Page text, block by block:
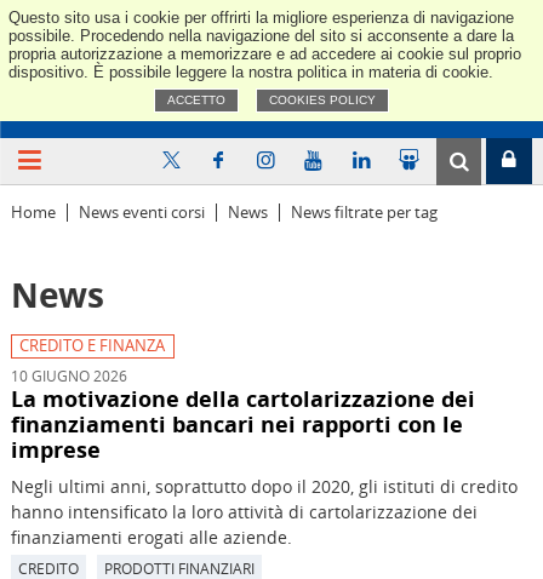
Questo sito usa i cookie per offrirti la migliore esperienza di navigazione
possibile. Procedendo nella navigazione del sito si acconsente a dare la
propria autorizzazione a memorizzare e ad accedere ai cookie sul proprio
dispositivo. È possibile leggere la nostra politica in materia di cookie.
ACCETTO COOKIES POLICY
Home News eventi corsi News News filtrate per tag
News
CREDITO E FINANZA
10 GIUGNO 2026
La motivazione della cartolarizzazione dei
finanziamenti bancari nei rapporti con le
imprese
Negli ultimi anni, soprattutto dopo il 2020, gli istituti di credito
hanno intensificato la loro attività di cartolarizzazione dei
finanziamenti erogati alle aziende.
CREDITO PRODOTTI FINANZIARI